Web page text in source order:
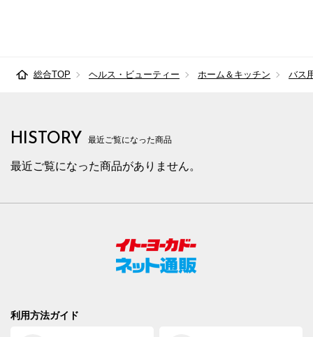
総合TOP ヘルス・ビューティー ホーム＆キッチン バス
HISTORY 最近ご覧になった商品
最近ご覧になった商品がありません。
利用方法ガイド